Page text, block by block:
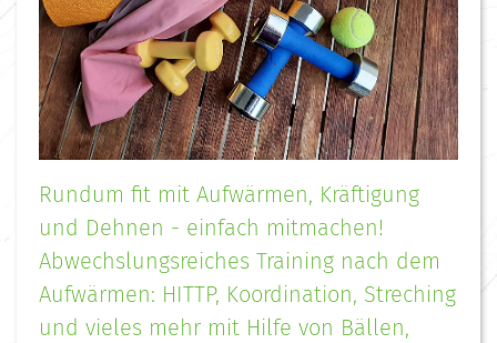
Rundum fit mit Aufwärmen, Kräftigung
und Dehnen - einfach mitmachen!
Abwechslungsreiches Training nach dem
Aufwärmen: HITTP, Koordination, Streching
und vieles mehr mit Hilfe von Bällen,